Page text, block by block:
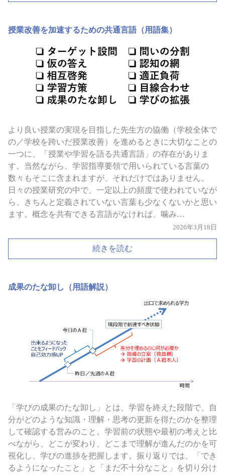
授業改善を加速するための共通言語（用語集）
より良い授業の実現を目指した先生方の協働（学校全体で
の／学校を跨いだ授業改善）を進めるときに大切なことの
一つに、「授業や学習を語る共通言語」の存在がありま
す。当然ながら、学習指導要領で用いられている言葉の
数々もそこに含まれますが、それだけではありません。
日々の授業研究の中で、一定以上の頻度で使われていなが
ら、きちんと定義されていない言葉も少なくないかと思い
ます。概念を共有できる言語がなければ、噛み…
2026年3月18日
続きを読む
成果のたな卸し（用語解説）
「学びの成果のたな卸し」とは、学習を終えた段階で、自
分がどのような知識・理解・思考の更新を得たのかを整理
して確認する営みのこと。学習前の状態や最初の考えと比
べながら、どこが変わり、どこまで理解が進んだのかを可
視化し、学びの進捗を把握します。振り返りでは、「でき
るようになったこと」と「まだ不十分なこと」を切り分け